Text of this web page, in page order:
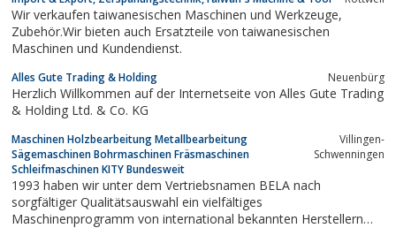
Drehmaschinen.
Wir verkaufen taiwanesischen Maschinen und Werkzeuge,
Zubehör.Wir bieten auch Ersatzteile von taiwanesischen
Maschinen und Kundendienst.
Alles Gute Trading & Holding Neuenbürg
Herzlich Willkommen auf der Internetseite von Alles Gute Trading
& Holding Ltd. & Co. KG
Maschinen Holzbearbeitung Metallbearbeitung
Sägemaschinen Bohrmaschinen Fräsmaschinen
Schleifmaschinen KITY Bundesweit
Villingen-
Schwenningen
1993 haben wir unter dem Vertriebsnamen BELA nach
sorgfältiger Qualitätsauswahl ein vielfältiges
Maschinenprogramm von international bekannten Herstellern